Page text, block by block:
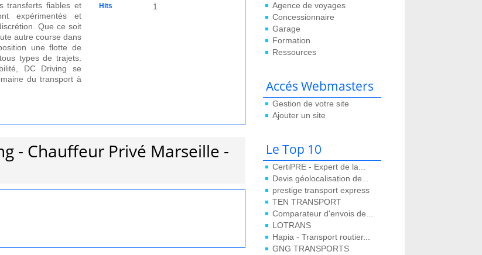
Agence de voyages
Concessionnaire
Garage
Formation
Ressources
Accés Webmasters
Gestion de votre site
Ajouter un site
Le Top 10
CertiPRE - Expert de la...
Devis géolocalisation de...
prestige transport express
TEN TRANSPORT
Comparateur d'envois de...
LOTRANS
Hapia - Transport routier...
GNG TRANSPORTS
transferts fiables et
expérimentés et
Que ce soit
autre course dans
une flotte de
types de trajets.
DC Driving se
du transport à
Hits 1
- Chauffeur Privé Marseille -